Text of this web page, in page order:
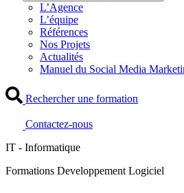
L’Agence
L’équipe
Références
Nos Projets
Actualités
Manuel du Social Media
Rechercher une formation
Contactez-nous
IT - Informatique
Formations Developpement Logiciel